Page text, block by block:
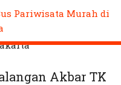
Akbar TK